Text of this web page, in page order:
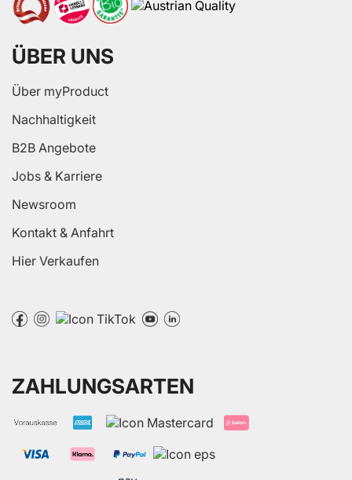
ÜBER UNS
Über myProduct
Nachhaltigkeit
B2B Angebote
Jobs & Karriere
Newsroom
Kontakt & Anfahrt
Hier Verkaufen
ZAHLUNGSARTEN